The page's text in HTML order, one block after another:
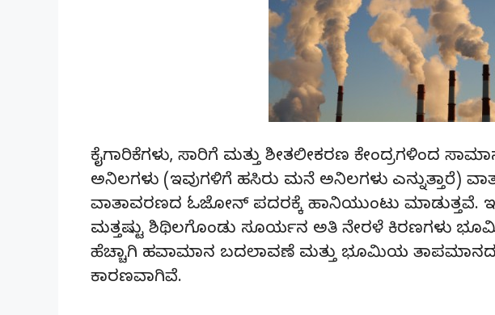
ಕೈಗಾರಿಕೆಗಳು, ಸಾರಿಗೆ ಮತ್ತು ಶೀತಲೀಕರಣ ಕೇಂದ್ರಗಳಿಂದ
ಅನಿಲಗಳು (ಇವುಗಳಿಗೆ ಹಸಿರು ಮನೆ ಅನಿಲಗಳು ಎನ್ನುತ್ತಾರೆ)
ವಾತಾವರಣದ ಓಜೋನ್ ಪದರಕ್ಕೆ ಹಾನಿಯುಂಟು
ಮತ್ತಷ್ಟು ಶಿಥಿಲಗೊಂಡು ಸೂರ್ಯನ ಅತಿ ನೇರಳೆ ಕಿರಣಗಳು
ಹೆಚ್ಚಾಗಿ ಹವಾಮಾನ ಬದಲಾವಣೆ ಮತ್ತು ಭೂಮಿಯ ತಾಪಮಾನದ
ಕಾರಣವಾಗಿವೆ.